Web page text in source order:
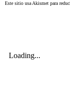
Este sitio usa Akismet para